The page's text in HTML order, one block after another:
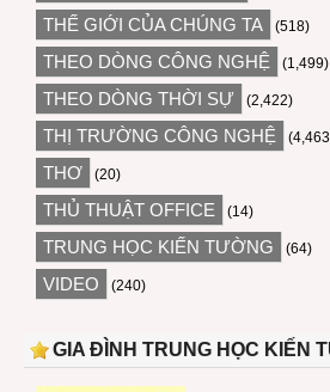
THẾ GIỚI CỦA CHÚNG TA (518)
THEO DÒNG CÔNG NGHỆ (1,499)
THEO DÒNG THỜI SỰ (2,422)
THỊ TRƯỜNG CÔNG NGHỆ
THƠ (20)
THỦ THUẬT OFFICE (14)
TRUNG HỌC KIẾN TƯỜNG (64)
VIDEO (240)
GIA ĐÌNH TRUNG HỌC KIẾN